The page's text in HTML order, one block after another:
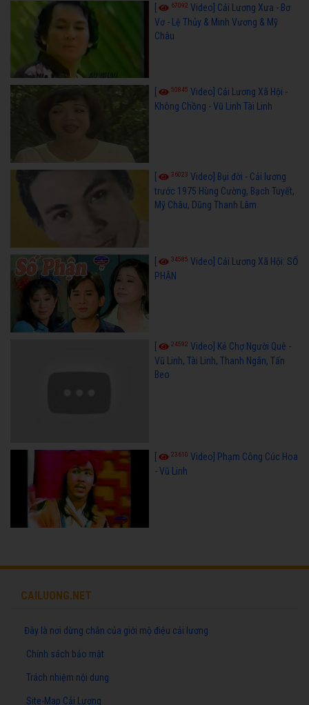
[ 67092 Video] Cải Lương Xưa - Bơ
Vơ - Lệ Thủy & Minh Vương & Mỹ
Châu
50845 Video] Cải Lương Xã Hội -
Không Chồng - Vũ Linh Tài Linh
36023 Video] Bụi đời - Cải lương
trước 1975 Hùng Cường, Bạch Tuyết,
Mỹ Châu, Dũng Thanh Lâm
34585 Video] Cải Lương Xã Hội: SỐ
PHẬN
24592 Video] Kẻ Chợ Người Quê -
Vũ Linh, Tài Linh, Thanh Ngân, Tấn
Beo
23610 Video] Phạm Công Cúc Hoa
- Vũ Linh
CAILUONG.NET
Đây là nơi dừng chân của giới mộ điệu cải lương
Chính sách bảo mật
Trách nhiệm nội dung
Site-Map Cải Lương